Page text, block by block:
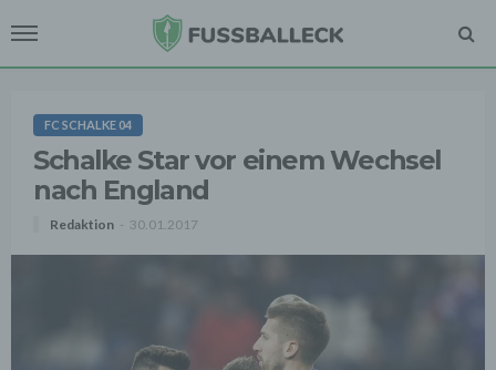
FC SCHALKE 04
Schalke Star vor einem Wechsel
nach England
Redaktion 30.01.2017